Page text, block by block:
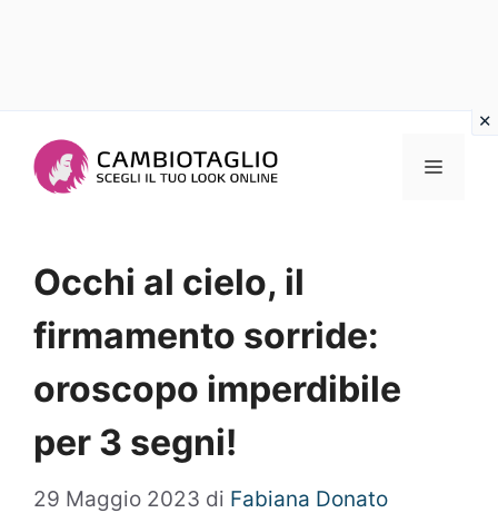
Menu
Occhi al cielo, il
firmamento sorride:
oroscopo imperdibile
per 3 segni!
29 Maggio 2023 di Fabiana Donato